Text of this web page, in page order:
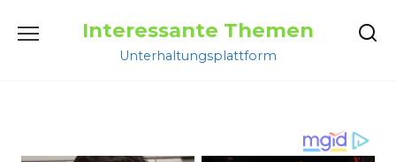
Interessante Themen
Unterhaltungsplattform